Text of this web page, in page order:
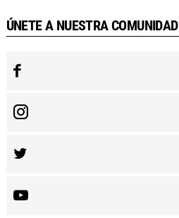
ÚNETE A NUESTRA COMUNIDAD